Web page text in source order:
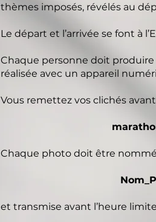
thèmes imposés, révélés au
Le départ et l’arrivée se font à
Chaque personne doit
réalisée avec un appareil
Vous remettez vos clichés
Chaque photo doit être
et transmise avant l’heure